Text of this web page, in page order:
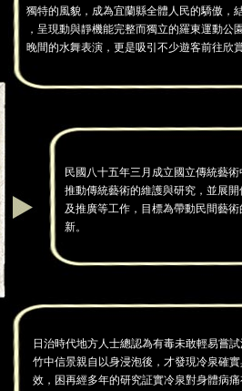
獨特的風貌，成為宜蘭縣全體人民的驕傲，
，呈現動與靜機能完整而獨立的羅東運動公
晚間的水舞表演，更是吸引不少遊客前往欣賞
民國八十五年三月成立國立傳統藝
推動傳統藝術的維護與研究，並展
及推廣等工作，目標為帶動民間藝
新。
日治時代地方人士總認為有毒未敢輕易嘗
竹中信景親自以身浸泡後，才發現冷泉確
效，困再經多年的研究証實冷泉對身體病